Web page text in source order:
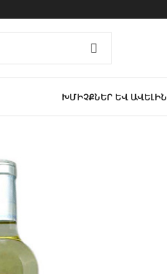
ԽՄԻՉՔՆԵՐ ԵՎ ԱՎԵԼԻՆ